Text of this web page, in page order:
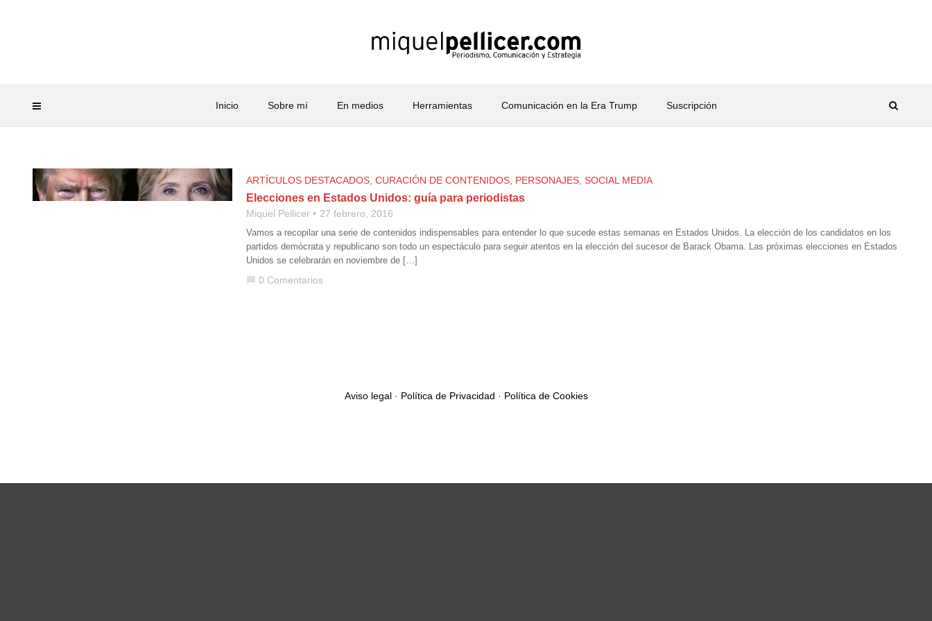
Inicio Sobre mí En medios Herramientas Comunicación en la Era Trump Suscripción
ARTÍCULOS DESTACADOS CURACIÓN DE CONTENIDOS PERSONAJES SOCIAL MEDIA
Elecciones en Estados Unidos: guía para periodistas
Miquel Pellicer 27 febrero, 2016
Vamos a recopilar una serie de contenidos indispensables para entender lo que sucede estas semanas en Estados Unidos. La elección de los candidatos en los
partidos demócrata y republicano son todo un espectáculo para seguir atentos en la elección del sucesor de Barack Obama. Las próximas elecciones en Estados
Unidos se celebrarán en noviembre de […]
chat_bubble 0 Comentarios
Aviso legal· Política de Privacidad · Política de Cookies